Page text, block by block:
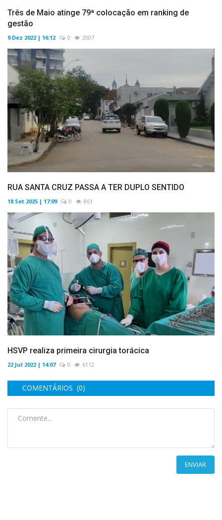
Três de Maio atinge 79ª colocação em ranking de
gestão
9 Dez 2022 | 16:12 0 2007
RUA SANTA CRUZ PASSA A TER DUPLO SENTIDO
18 Set 2025 | 17:09 0 861
HSVP realiza primeira cirurgia torácica
22 Jul 2022 | 14:07 0 6112
COMENTÁRIOS (0)
ENVIAR